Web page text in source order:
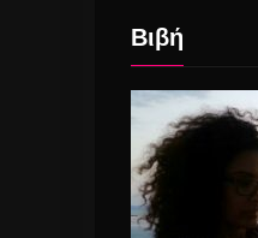
Βιβή